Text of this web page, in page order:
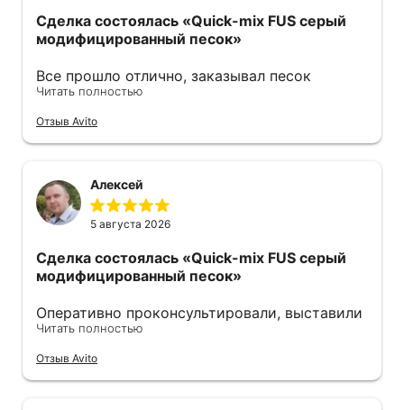
Сделка состоялась «Quick-mix FUS серый
модифицированный песок»
Все прошло отлично, заказывал песок
модифицированный. Продавец оперативно
Советую 👍
Читать полностью
Отзыв Avito
Алексей
5 августа 2026
Сделка состоялась «Quick-mix FUS серый
модифицированный песок»
Оперативно проконсультировали, выставили
счёт. Удобно оплачивать по qr-коду. На
пришлось подождать, правда, но песок
свежий. Советую.
Читать полностью
Отзыв Avito